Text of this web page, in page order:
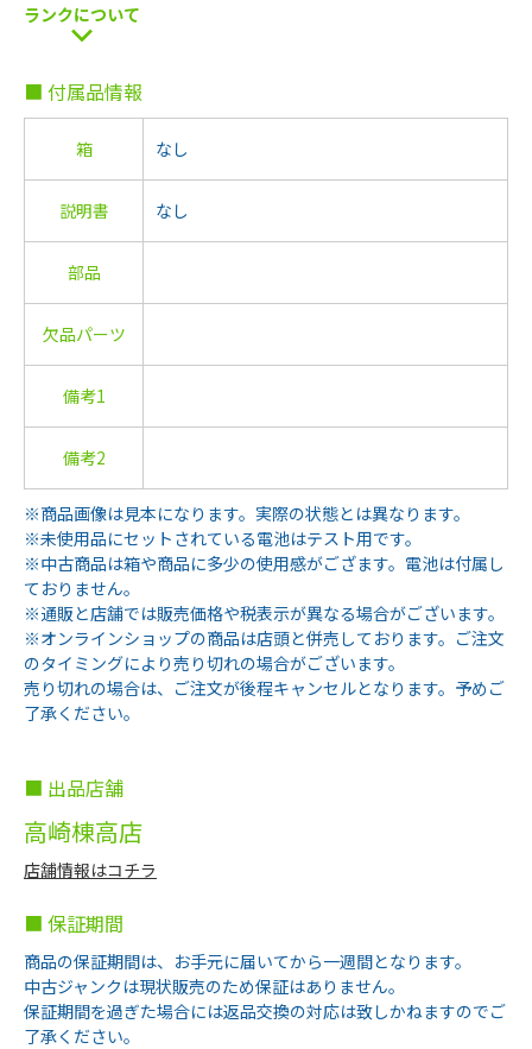
ランクについて
■ 付属品情報
箱 なし
説明書 なし
部品
欠品パーツ
備考1
備考2
※商品画像は見本になります。実際の状態とは異なります。
※未使用品にセットされている電池はテスト用です。
※中古商品は箱や商品に多少の使用感がござます。電池は付属し
ておりません。
※通販と店舗では販売価格や税表示が異なる場合がございます。
※オンラインショップの商品は店頭と併売しております。ご注文
のタイミングにより売り切れの場合がございます。
売り切れの場合は、ご注文が後程キャンセルとなります。予めご
了承ください。
■ 出品店舗
高崎棟高店
店舗情報はコチラ
■ 保証期間
商品の保証期間は、お手元に届いてから一週間となります。
中古ジャンクは現状販売のため保証はありません。
保証期間を過ぎた場合には返品交換の対応は致しかねますのでご
了承ください。